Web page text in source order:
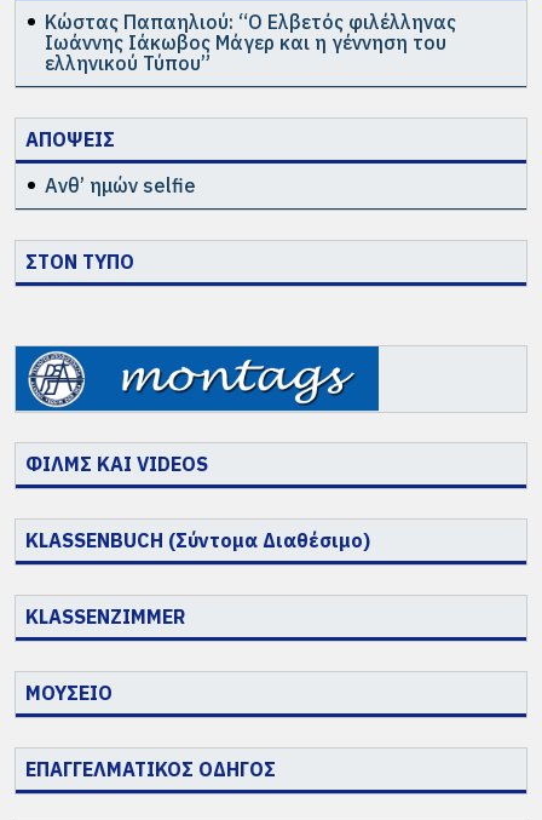
Κώστας Παπαηλιού: “Ο Ελβετός φιλέλληνας
Ιωάννης Ιάκωβος Μάγερ και η γέννηση του
ελληνικού Τύπου”
ΑΠΟΨΕΙΣ
Ανθ’ ημών selfie
ΣΤΟΝ ΤΥΠΟ
ΦΙΛΜΣ ΚΑΙ VIDEOS
KLASSENBUCH (Σύντομα Διαθέσιμο)
KLASSENZIMMER
ΜΟΥΣΕΙΟ
ΕΠΑΓΓΕΛΜΑΤΙΚΟΣ ΟΔΗΓΟΣ